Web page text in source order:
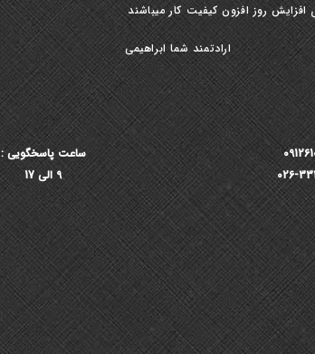
روز افزون کیفیت کار میباشند
ارادتمند شما ابراهیمی
ساعت پاسخگویی :
9 الی 17